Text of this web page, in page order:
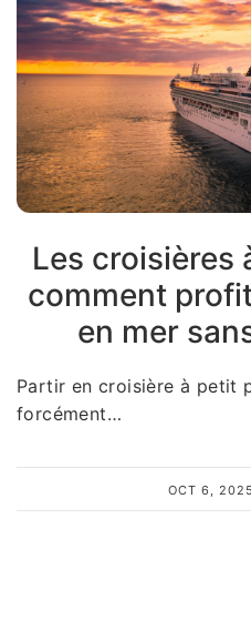
Les croisières
comment
en mer
Partir en croisière à petit
forcément…
OCT 6, 2025